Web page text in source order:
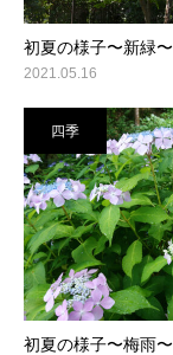
初夏の様子〜新緑〜
2021.05.16
四季
初夏の様子〜梅雨〜